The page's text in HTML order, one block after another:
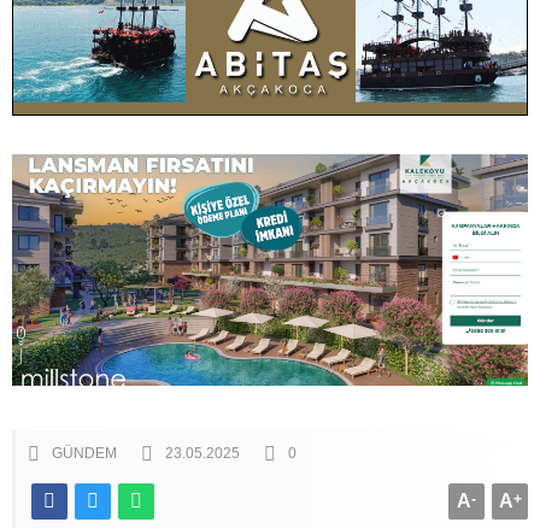
GÜNDEM 23.05.2025 0
A+
A-